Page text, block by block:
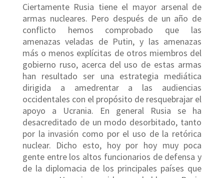
Ciertamente Rusia tiene el mayor arsenal de
armas nucleares. Pero después de un año de
conflicto hemos comprobado que las
amenazas veladas de Putin, y las amenazas
más o menos explícitas de otros miembros del
gobierno ruso, acerca del uso de estas armas
han resultado ser una estrategia mediática
dirigida a amedrentar a las audiencias
occidentales con el propósito de resquebrajar el
apoyo a Ucrania. En general Rusia se ha
desacreditado de un modo desorbitado, tanto
por la invasión como por el uso de la retórica
nuclear. Dicho esto, hoy por hoy muy poca
gente entre los altos funcionarios de defensa y
de la diplomacia de los principales países que